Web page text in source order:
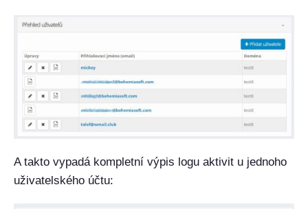
A takto vypadá kompletní výpis logu aktivit u jednoho
uživatelského účtu: